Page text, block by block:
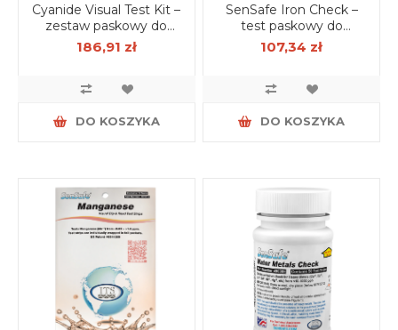
Cyanide Visual Test Kit –
zestaw paskowy do
pomiaru cyjanków w
wodzie (50 szt.)
186,91 zł
DO KOSZYKA
SenSafe Iron Check –
test paskowy do
oznaczania żelaza w
wodzie (25 szt.)
107,34 zł
DO KOSZYKA